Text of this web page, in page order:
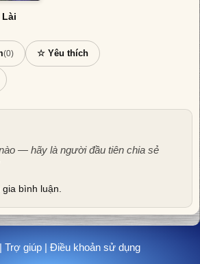
Lài
(0) ☆ Yêu thích
— hãy là người đầu tiên chia sẻ
bình luận.
Trợ giúp| Điều khoản sử dụng